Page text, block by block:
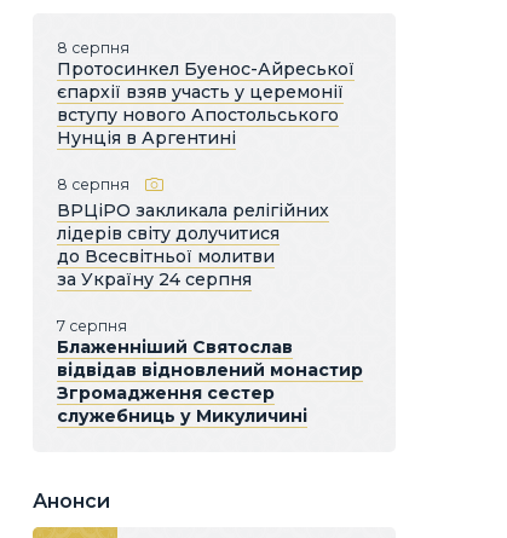
8 серпня
Протосинкел Буенос-Айреської
єпархії взяв участь у церемонії
вступу нового Апостольського
Нунція в Аргентині
8 серпня
ВРЦіРО закликала релігійних
лідерів світу долучитися
до Всесвітньої молитви
за Україну 24 серпня
7 серпня
Блаженніший Святослав
відвідав відновлений монастир
Згромадження сестер
служебниць у Микуличині
Анонси